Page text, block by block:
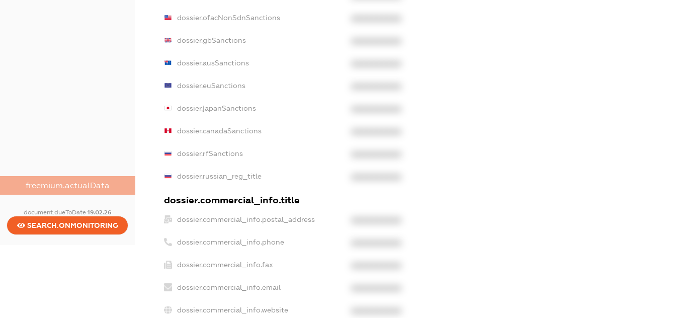
freemium.actualData
document.dueToDate 19.02.26
SEARCH.ONMONITORING
dossier.ofacNonSdnSanctions
dossier.gbSanctions
dossier.ausSanctions
dossier.euSanctions
dossier.japanSanctions
dossier.canadaSanctions
dossier.rfSanctions
dossier.russian_reg_title
dossier.commercial_info.title
dossier.commercial_info.postal_address
dossier.commercial_info.phone
dossier.commercial_info.fax
dossier.commercial_info.email
dossier.commercial_info.website